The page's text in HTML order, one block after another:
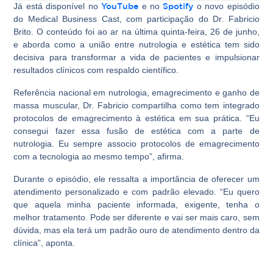
Já está disponível noYouTube e noSpotify o novo episódio
do Medical Business Cast, com participação do Dr. Fabricio
Brito. O conteúdo foi ao ar na última quinta-feira, 26 de junho,
e aborda como a união entre nutrologia e estética tem sido
decisiva para transformar a vida de pacientes e impulsionar
resultados clínicos com respaldo científico.
Referência nacional em nutrologia, emagrecimento e ganho de
massa muscular, Dr. Fabricio compartilha como tem integrado
protocolos de emagrecimento à estética em sua prática. “Eu
consegui fazer essa fusão de estética com a parte de
nutrologia. Eu sempre associo protocolos de emagrecimento
com a tecnologia ao mesmo tempo”, afirma.
Durante o episódio, ele ressalta a importância de oferecer um
atendimento personalizado e com padrão elevado. “Eu quero
que aquela minha paciente informada, exigente, tenha o
melhor tratamento. Pode ser diferente e vai ser mais caro, sem
dúvida, mas ela terá um padrão ouro de atendimento dentro da
clínica”, aponta.